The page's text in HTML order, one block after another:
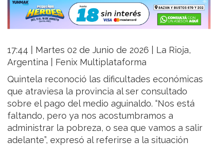
17:44 | Martes 02 de Junio de 2026 | La Rioja,
Argentina | Fenix Multiplataforma
Quintela reconoció las dificultades económicas
que atraviesa la provincia al ser consultado
sobre el pago del medio aguinaldo. “Nos está
faltando, pero ya nos acostumbramos a
administrar la pobreza, o sea que vamos a salir
adelante”, expresó al referirse a la situación